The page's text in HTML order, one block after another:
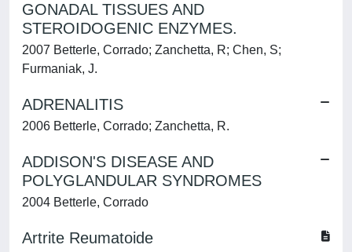
GONADAL TISSUES AND
STEROIDOGENIC ENZYMES.
2007 Betterle, Corrado; Zanchetta, R; Chen, S;
Furmaniak, J.
ADRENALITIS
2006 Betterle, Corrado; Zanchetta, R.
ADDISON'S DISEASE AND
POLYGLANDULAR SYNDROMES
2004 Betterle, Corrado
Artrite Reumatoide